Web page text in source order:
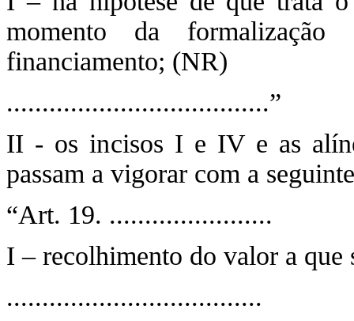
momento da
financiamento; (NR)
.....................................”
II - os incisos I e IV e as
passam a vigorar com a
“Art. 19. .......................
I – recolhimento do valor a
....................................